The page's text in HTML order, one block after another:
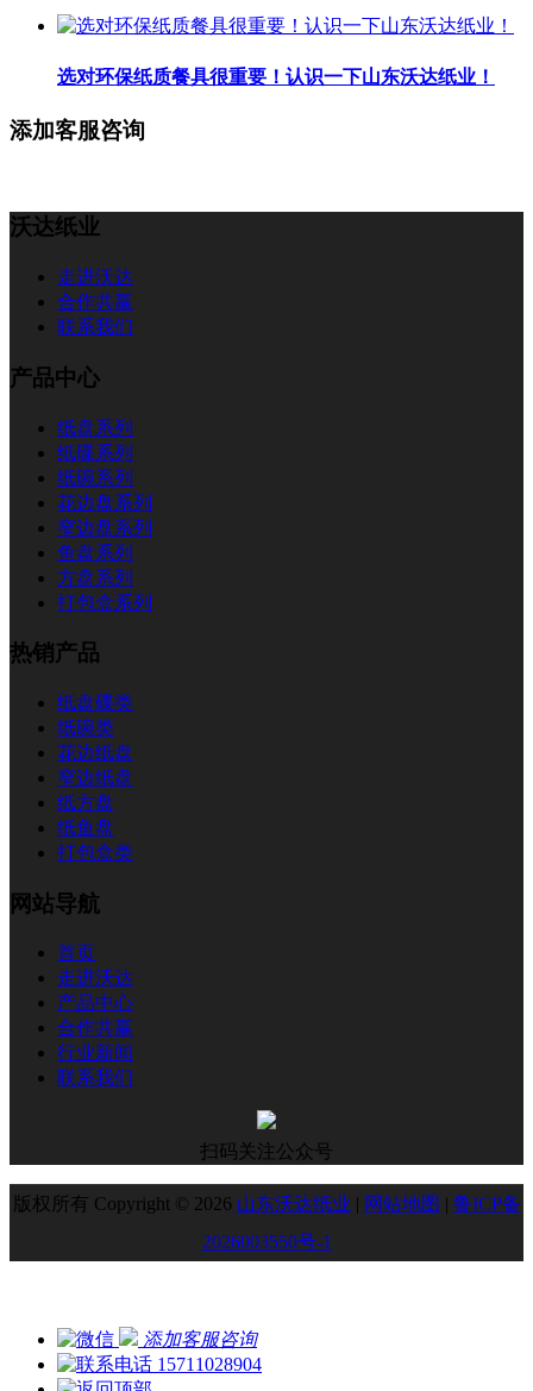
选对环保纸质餐具很重要！认识一下山东沃达纸业！
添加客服咨询
沃达纸业
走进沃达
合作共赢
联系我们
产品中心
纸盘系列
纸碟系列
纸碗系列
花边盘系列
窄边盘系列
鱼盘系列
方盘系列
打包盒系列
热销产品
纸盘碟类
纸碗类
花边纸盘
窄边纸盘
纸方盘
纸鱼盘
打包盒类
网站导航
首页
走进沃达
产品中心
合作共赢
行业新闻
联系我们
扫码关注公众号
版权所有 Copyright © 2026 山东沃达纸业 | 网站地图 | 鲁ICP备
2026003550号-1
添加客服咨询
15711028904